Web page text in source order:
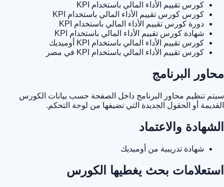
كورس تقييم الأداء المالي باستخدام KPI
كورس كورس تقييم الأداء المالي باستخدام KPI
دورة كورس تقييم الأداء المالي باستخدام KPI
شهادة كورس تقييم الأداء المالي باستخدام KPI
كورس تقييم الأداء المالي باستخدام KPI أوميديك
كورس تقييم الأداء المالي باستخدام KPI في مصر
محاور البرنامج
سيتم تنظيم محاور البرنامج داخل الصفحة حسب بيانات الكورس
القديمة أو الحقول الجديدة التي تضيفها من لوحة التحكم.
الشهادة والاعتماد
شهادة تدريبية من أوميديك
استعلامات بحث يغطيها الكورس